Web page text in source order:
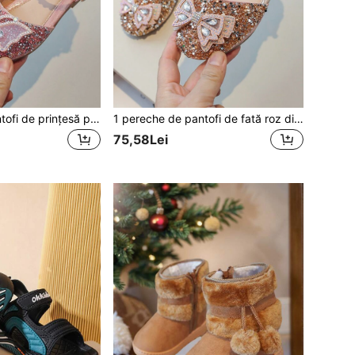
1 pereche de pantofi de prințesă pentru fete din piele, cu fundă și strasuri, talpă moale antiderapantă, sandale la modă din jumătate piele pentru copii de vârstă medie și mare, pantofi pentru spectacole de dans, potriviți pentru primăvară și vară 1 pereche de pantofi de fată roz din piele, cu fundă de prințesă și stras, talpă moale, sandale versatile, pantofi pentru dans și spectacole, potriviți pentru primăvară și vară
75,58Lei